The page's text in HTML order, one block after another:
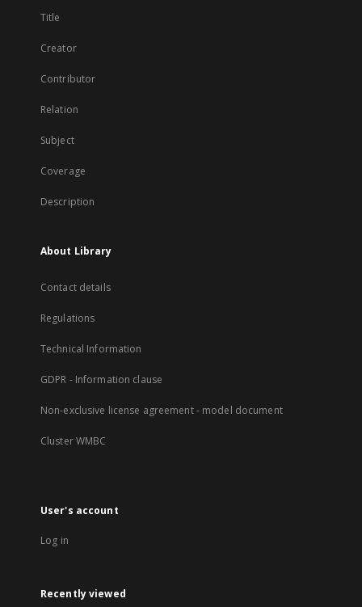
Title
Creator
Contributor
Relation
Subject
Coverage
Description
About Library
Contact details
Regulations
Technical Information
GDPR - Information clause
Non-exclusive license agreement - model document
Cluster WMBC
User's account
Log in
Recently viewed